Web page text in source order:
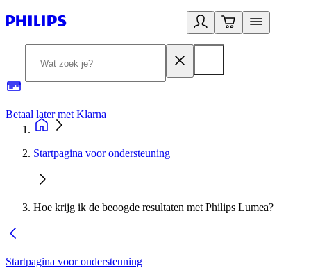
Betaal later met Klarna
Startpagina voor ondersteuning
Hoe krijg ik de beoogde resultaten met Philips Lumea?
Startpagina voor ondersteuning